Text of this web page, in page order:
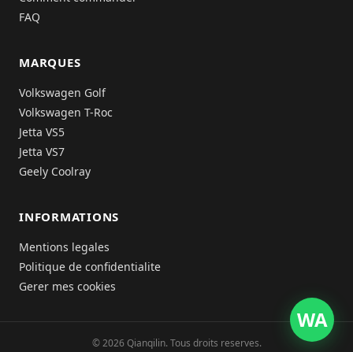
FAQ
MARQUES
Volkswagen Golf
Volkswagen T-Roc
Jetta VS5
Jetta VS7
Geely Coolray
INFORMATIONS
Mentions legales
Politique de confidentialite
Gerer mes cookies
© 2026 Qianqilin. Tous droits reserves.
WA